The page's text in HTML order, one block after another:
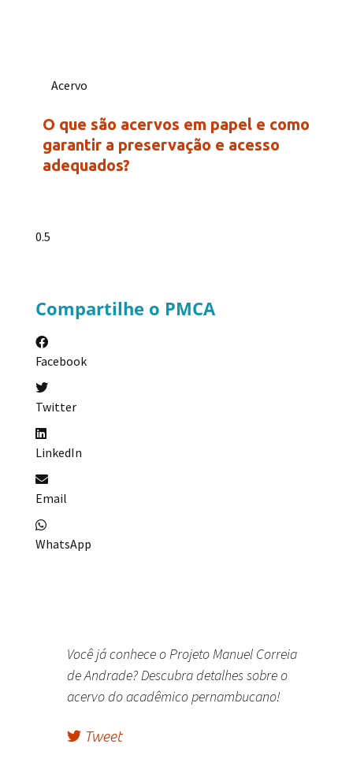
Acervo
O que são acervos em papel e como
garantir a preservação e acesso
adequados?
Compartilhe o PMCA
Facebook
Twitter
LinkedIn
Email
WhatsApp
Você já conhece o Projeto Manuel Correia
de Andrade? Descubra detalhes sobre o
acervo do acadêmico pernambucano!
Tweet